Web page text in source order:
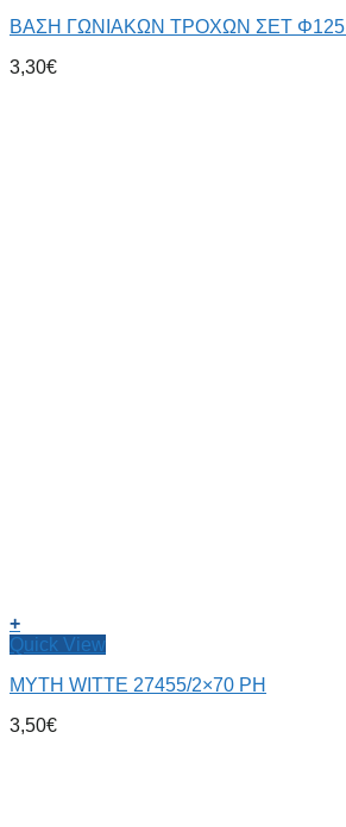
ΒΑΣΗ ΓΩΝΙΑΚΩΝ ΤΡΟΧΩΝ ΣΕΤ
3,30€
+
Quick View
ΜΥΤΗ WITTE 27455/2×70 PH
3,50€